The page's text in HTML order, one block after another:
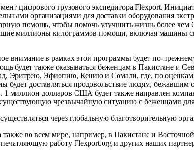
цифрового грузового экспедитора Flexport.
организациями для доставки оборудования
помощь, чтобы помочь улучшить жизнь более
миллионы килограммов помощи, включая машины
внимание в рамках этой программы будет по-
будет также оказываться беженцам в Пакистане и
Эритрею, Эфиопию, Кению и Сомали, где, по оценкам,
будет доставляться продовольствие людям,
миллион долларов США будет также направлен
чрезвычайную ситуацию с беженцами
через глобальную благотворительную
также во всем мире, например, в Пакистане и
работу Flexport.org и других наших